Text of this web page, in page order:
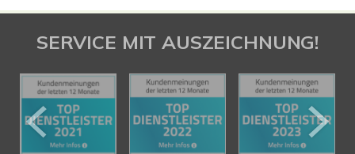
SERVICE MIT AUSZEICHNUNG!